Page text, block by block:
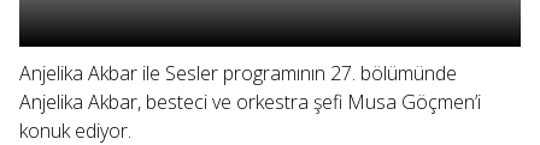
Anjelika Akbar ile Sesler programının 27. bölümünde
Anjelika Akbar, besteci ve orkestra şefi Musa Göçmen’i
konuk ediyor.